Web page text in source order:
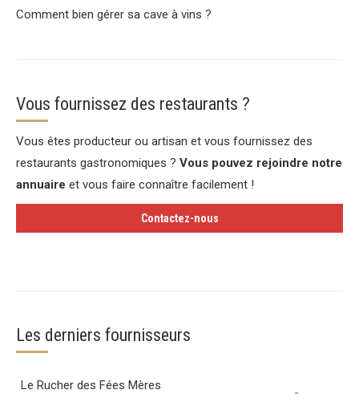
Comment bien gérer sa cave à vins ?
Vous fournissez des restaurants ?
Vous êtes producteur ou artisan et vous fournissez des
restaurants gastronomiques ? Vous pouvez rejoindre notre
annuaire et vous faire connaître facilement !
Contactez-nous
Les derniers fournisseurs
Le Rucher des Fées Mères